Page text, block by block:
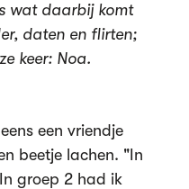
wat daarbij komt
daten en flirten;
keer: Noa.
een vriendje
beetje lachen. "In
groep 2 had ik